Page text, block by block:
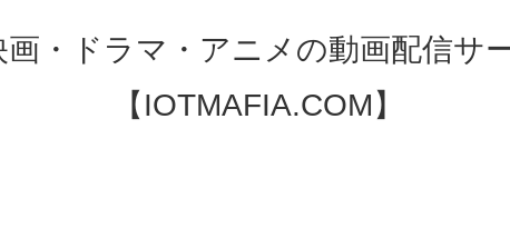
・ドラマ・アニメの動画配信サ
【IOTMAFIA.COM】